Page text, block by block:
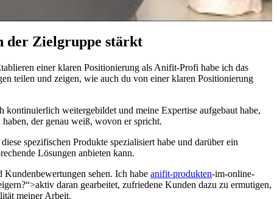
der Zielgruppe stärkt
einer klaren Positionierung‌ als Anifit-Profi habe ich das
teilen und zeigen, wie auch du von einer klaren Positionierung
weitergebildet und meine Expertise​ aufgebaut habe,
der genau weiß, wovon er spricht.
spezifischen Produkte ‌spezialisiert habe und darüber ein
Lösungen anbieten kann.
sehen. Ich habe anifit-produkten-im-online-
daran gearbeitet, zufriedene Kunden dazu zu ermutigen,
meiner Arbeit.